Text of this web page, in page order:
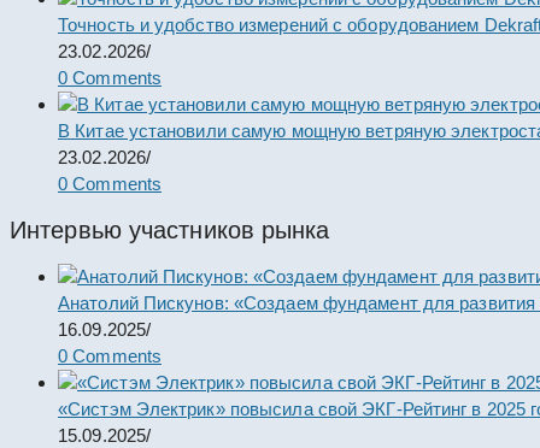
Точность и удобство измерений с оборудованием
23.02.2026/
0 Comments
В Китае установили самую мощную ветряную
23.02.2026/
0 Comments
Интервью участников рынка
Анатолий Пискунов: «Создаем фундамент для развития
16.09.2025/
0 Comments
«Систэм Электрик» повысила свой ЭКГ-Рейтинг в 2025
15.09.2025/